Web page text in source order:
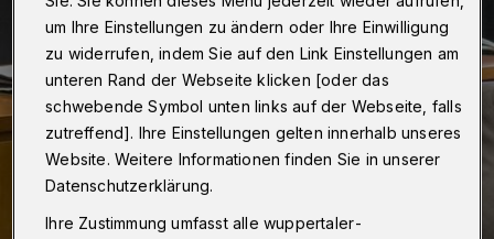
um Ihre Einstellungen zu ändern oder Ihre Einwilligung
zu widerrufen, indem Sie auf den Link Einstellungen am
unteren Rand der Webseite klicken [oder das
schwebende Symbol unten links auf der Webseite, falls
zutreffend]. Ihre Einstellungen gelten innerhalb unseres
Website. Weitere Informationen finden Sie in unserer
Datenschutzerklärung.
Ihre Zustimmung umfasst alle wuppertaler-